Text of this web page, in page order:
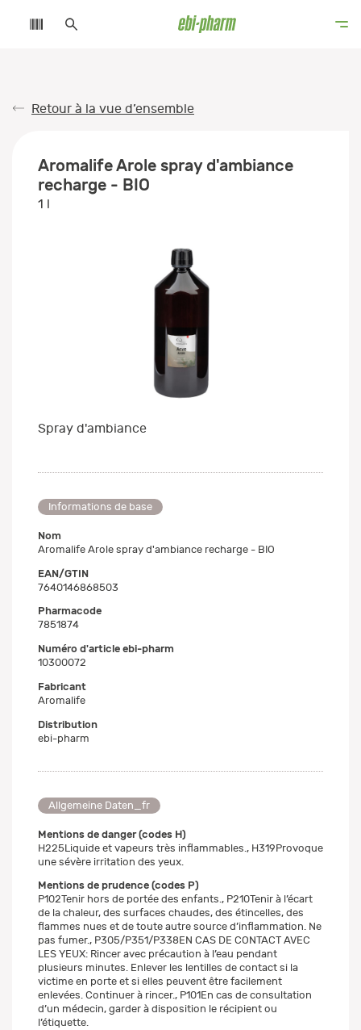
Retour à la vue d’ensemble
Aromalife Arole spray d'ambiance
recharge - BIO
1 l
Spray d'ambiance
Informations de base
Nom
Aromalife Arole spray d'ambiance recharge - BIO
EAN/GTIN
7640146868503
Pharmacode
7851874
Numéro d'article ebi-pharm
10300072
Fabricant
Aromalife
Distribution
ebi-pharm
Allgemeine Daten_fr
Mentions de danger (codes H)
H225Liquide et vapeurs très inflammables., H319Provoque
une sévère irritation des yeux.
Mentions de prudence (codes P)
P102Tenir hors de portée des enfants., P210Tenir à l’écart
de la chaleur, des surfaces chaudes, des étincelles, des
flammes nues et de toute autre source d’inflammation. Ne
pas fumer., P305/P351/P338EN CAS DE CONTACT AVEC
LES YEUX: Rincer avec précaution à l’eau pendant
plusieurs minutes. Enlever les lentilles de contact si la
victime en porte et si elles peuvent être facilement
enlevées. Continuer à rincer., P101En cas de consultation
d’un médecin, garder à disposition le récipient ou
l’étiquette.